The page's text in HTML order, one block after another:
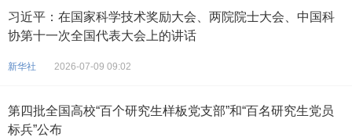
习近平：在国家科学技术奖励大会、两院院士大会、中国科
协第十一次全国代表大会上的讲话
新华社 2026-07-09 09:02
第四批全国高校“百个研究生样板党支部”和“百名研究生党员
标兵”公布